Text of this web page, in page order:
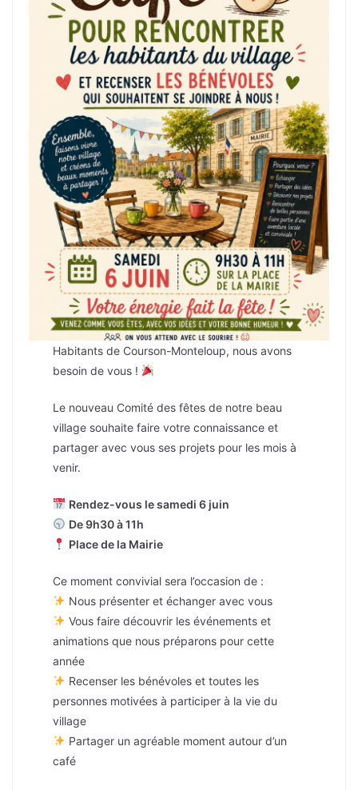
Habitants de Courson-Monteloup, nous avons
besoin de vous !
Le nouveau Comité des fêtes de notre beau
village souhaite faire votre connaissance et
partager avec vous ses projets pour les mois à
venir.
Rendez-vous le samedi 6 juin
De 9h30 à 11h
Place de la Mairie
Ce moment convivial sera l’occasion de :
Nous présenter et échanger avec vous
Vous faire découvrir les événements et
animations que nous préparons pour cette
année
Recenser les bénévoles et toutes les
personnes motivées à participer à la vie du
village
Partager un agréable moment autour d’un
café